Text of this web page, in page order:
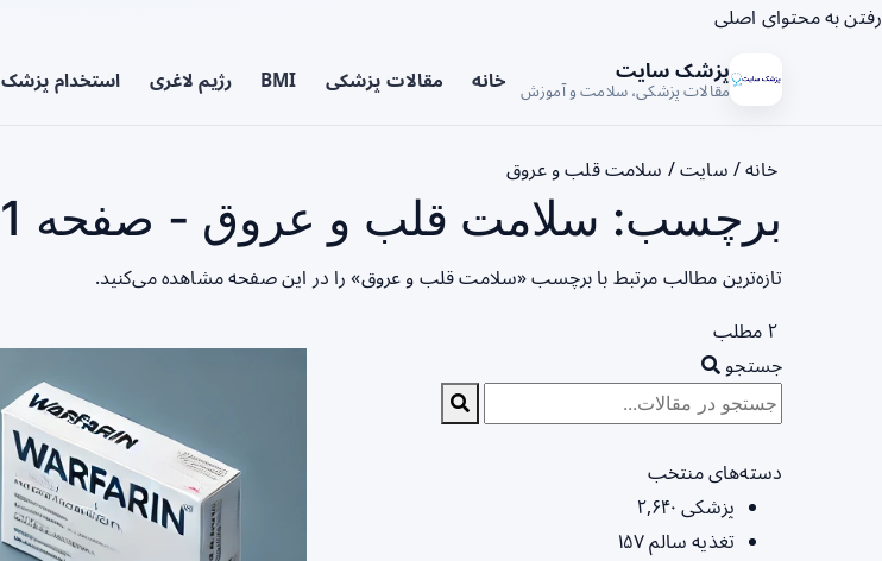
رفتن به محتوای اصلی
پزشک سایت
مقالات پزشکی، سلامت و آموزش خانه مقالات پزشکی BMI رژیم لاغری استخدام پزشک
خانه/ سایت/ سلامت قلب و عروق
برچسب: سلامت قلب و عروق - صفحه 1
تازه‌ترین مطالب مرتبط با برچسب «سلامت قلب و عروق» را در این صفحه مشاهده می‌کنید.
۲ مطلب
جستجو
دسته‌های منتخب
پزشکی ۲,۶۴۰
تغذیه سالم۱۵۷